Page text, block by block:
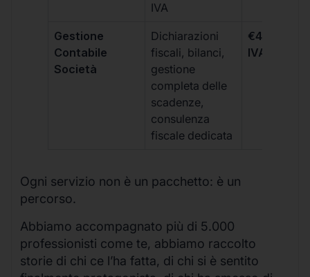
IVA
Gestione
Contabile
Società
Dichiarazioni
fiscali, bilanci,
gestione
completa delle
scadenze,
consulenza
fiscale dedicata
€499 +
IVA/
Ogni servizio non è un pacchetto: è un
percorso.
Abbiamo accompagnato più di 5.000
professionisti come te, abbiamo raccolto
storie di chi ce l’ha fatta, di chi si è sentito